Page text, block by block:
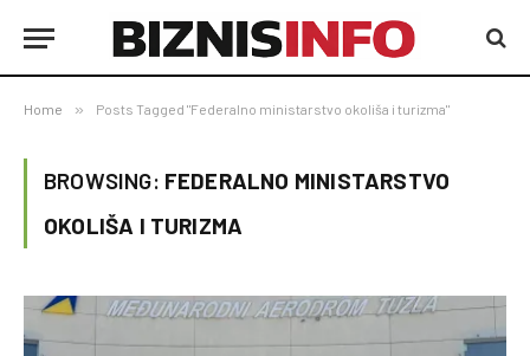
Home » Posts Tagged "Federalno ministarstvo okoliša i turizma"
BROWSING: FEDERALNO MINISTARSTVO
OKOLIŠA I TURIZMA